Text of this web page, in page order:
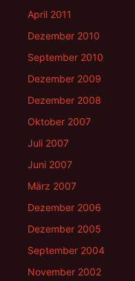
April 2011
Dezember 2010
September 2010
Dezember 2009
Dezember 2008
Oktober 2007
Juli 2007
Juni 2007
März 2007
Dezember 2006
Dezember 2005
September 2004
November 2002